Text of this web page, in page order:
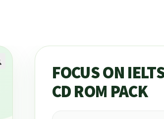
FOCUS ON
CD ROM PACK